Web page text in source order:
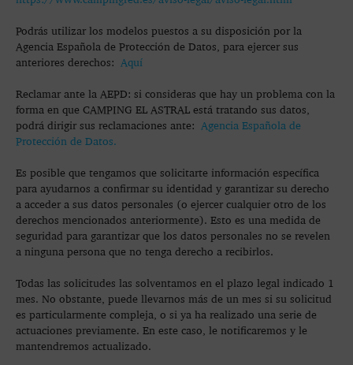
Podrás utilizar los modelos puestos a su disposición por la
Agencia Española de Protección de Datos, para ejercer sus
anteriores derechos: Aquí
Reclamar ante la AEPD: si consideras que hay un problema con la
forma en que CAMPING EL ASTRAL está tratando sus datos,
podrá dirigir sus reclamaciones ante: Agencia Española de
Protección de Datos.
Es posible que tengamos que solicitarte información específica
para ayudarnos a confirmar su identidad y garantizar su derecho
a acceder a sus datos personales (o ejercer cualquier otro de los
derechos mencionados anteriormente). Esto es una medida de
seguridad para garantizar que los datos personales no se revelen
a ninguna persona que no tenga derecho a recibirlos.
Todas las solicitudes las solventamos en el plazo legal indicado 1
mes. No obstante, puede llevarnos más de un mes si su solicitud
es particularmente compleja, o si ya ha realizado una serie de
actuaciones previamente. En este caso, le notificaremos y le
mantendremos actualizado.